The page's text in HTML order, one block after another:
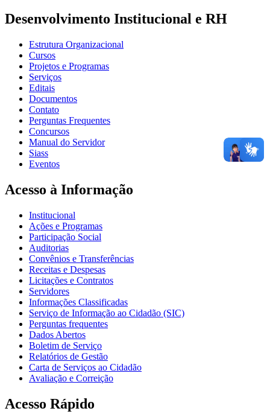
Desenvolvimento Institucional e RH
Estrutura Organizacional
Cursos
Projetos e Programas
Serviços
Editais
Documentos
Contato
Perguntas Frequentes
Concursos
Manual do Servidor
Siass
Eventos
Acesso à Informação
Institucional
Ações e Programas
Participação Social
Auditorias
Convênios e Transferências
Receitas e Despesas
Licitações e Contratos
Servidores
Informações Classificadas
Serviço de Informação ao Cidadão (SIC)
Perguntas frequentes
Dados Abertos
Boletim de Serviço
Relatórios de Gestão
Carta de Serviços ao Cidadão
Avaliação e Correição
Acesso Rápido